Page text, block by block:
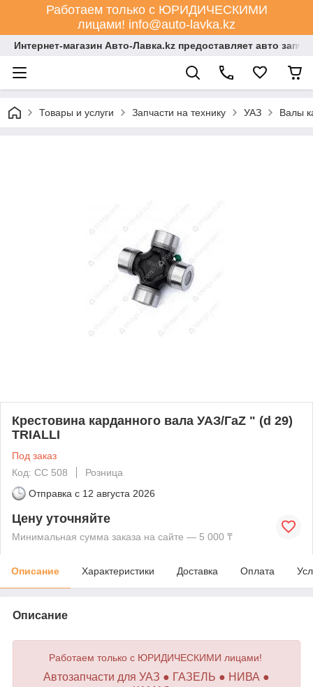
Работаем только с ЮРИДИЧЕСКИМИ
лицами! info@auto-lavka.kz
Интернет-магазин Авто-Лавка.kz предоставляет авто
Товары и услуги Запчасти на технику УАЗ Валы
Крестовина карданного вала УАЗ/ГаZ " (d 29)
TRIALLI
Под заказ
Код: СС 508
Розница
Отправка с 12 августа 2026
Цену уточняйте
Минимальная сумма заказа на сайте — 5 000 ₸
Описание Характеристики Доставка Оплата
Описание
Работаем только с ЮРИДИЧЕСКИМИ лицами!
Автозапчасти для УАЗ ● ГАЗЕЛЬ ● НИВА ●